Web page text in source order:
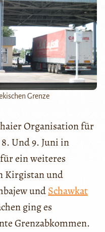
Grenze
Organisation für
Und 9. Juni in
ein weiteres
Kirgistan und
undSchawkat
ging es
Grenzabkommen.